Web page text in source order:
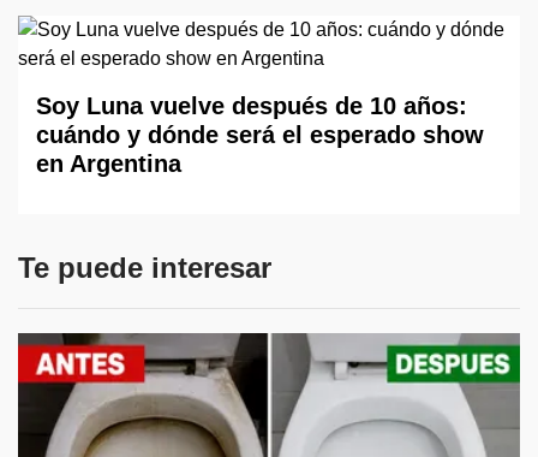
Soy Luna vuelve después de 10 años:
cuándo y dónde será el esperado show
en Argentina
Te puede interesar